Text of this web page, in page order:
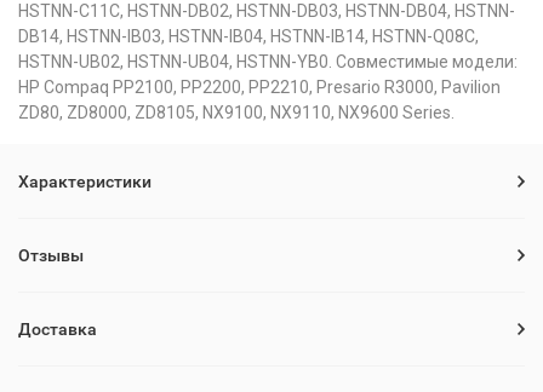
HSTNN-C11C, HSTNN-DB02, HSTNN-DB03, HSTNN-DB04, HSTNN-
DB14, HSTNN-IB03, HSTNN-IB04, HSTNN-IB14, HSTNN-Q08C,
HSTNN-UB02, HSTNN-UB04, HSTNN-YB0. Совместимые модели:
HP Compaq PP2100, PP2200, PP2210, Presario R3000, Pavilion
ZD80, ZD8000, ZD8105, NX9100, NX9110, NX9600 Series.
Характеристики
Отзывы
Доставка